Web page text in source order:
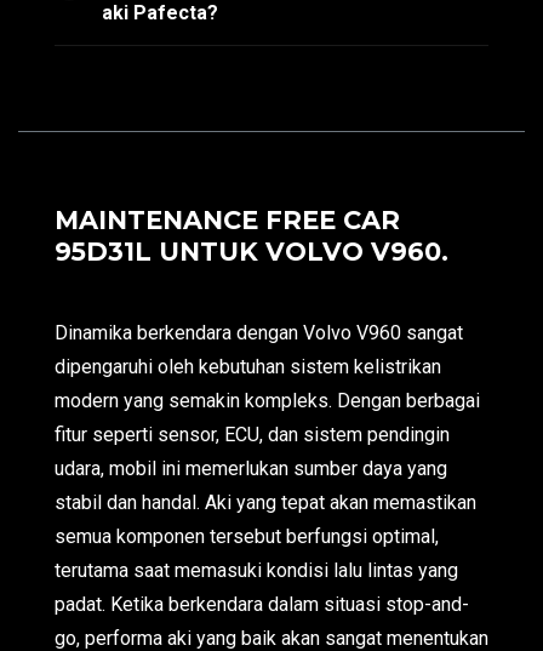
aki Pafecta?
MAINTENANCE FREE CAR
95D31L UNTUK VOLVO V960.
Dinamika berkendara dengan Volvo V960 sangat
dipengaruhi oleh kebutuhan sistem kelistrikan
modern yang semakin kompleks. Dengan berbagai
fitur seperti sensor, ECU, dan sistem pendingin
udara, mobil ini memerlukan sumber daya yang
stabil dan handal. Aki yang tepat akan memastikan
semua komponen tersebut berfungsi optimal,
terutama saat memasuki kondisi lalu lintas yang
padat. Ketika berkendara dalam situasi stop-and-
go, performa aki yang baik akan sangat menentukan